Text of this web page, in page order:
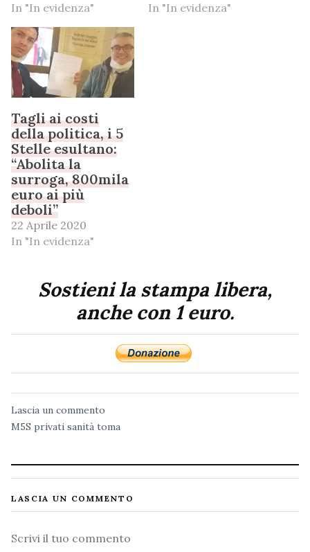
In "In evidenza"
In "In evidenza"
Tagli ai costi
della politica, i 5
Stelle esultano:
“Abolita la
surroga, 800mila
euro ai più
deboli”
22 Aprile 2020
In "In evidenza"
Sostieni la stampa libera,
anche con 1 euro.
Lascia un commento
M5S privati sanità toma
LASCIA UN COMMENTO
Commento